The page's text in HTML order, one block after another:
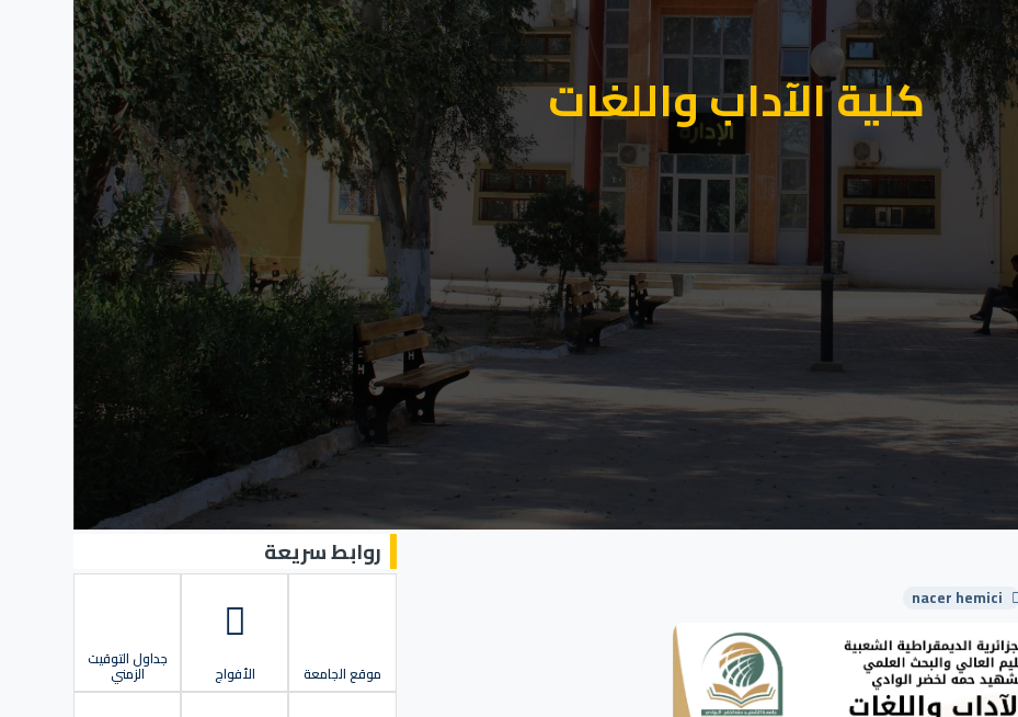
كلية الآداب واللغات
nacer hemici
روابط سريعة
موقع الجامعة الأفواج
جداول التوقيت
الزمني